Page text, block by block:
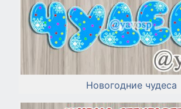
Новогодние чудеса